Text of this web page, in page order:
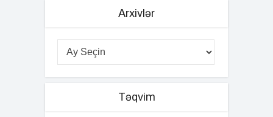
Arxivlər
Təqvim